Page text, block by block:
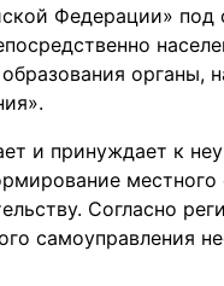
Федерации» под
и принуждает к
Согласно
самоуправления